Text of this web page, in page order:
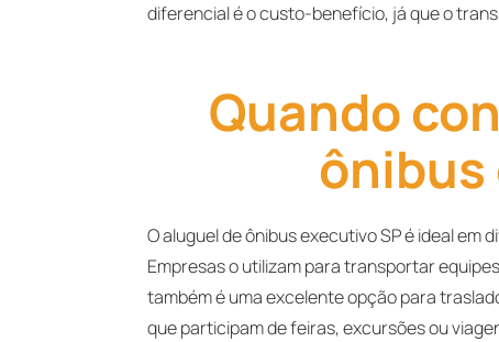
diferencial é o custo-benefício, já que o
Quando
ônibus
O aluguel de ônibus executivo SP é ideal
Empresas o utilizam para transportar
também é uma excelente opção para
que participam de feiras, excursões ou